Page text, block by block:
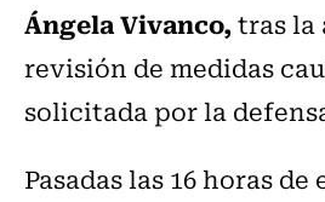
Ángela Vivanco,tras la
revisión de medidas
solicitada por la
Pasadas las 16 horas de